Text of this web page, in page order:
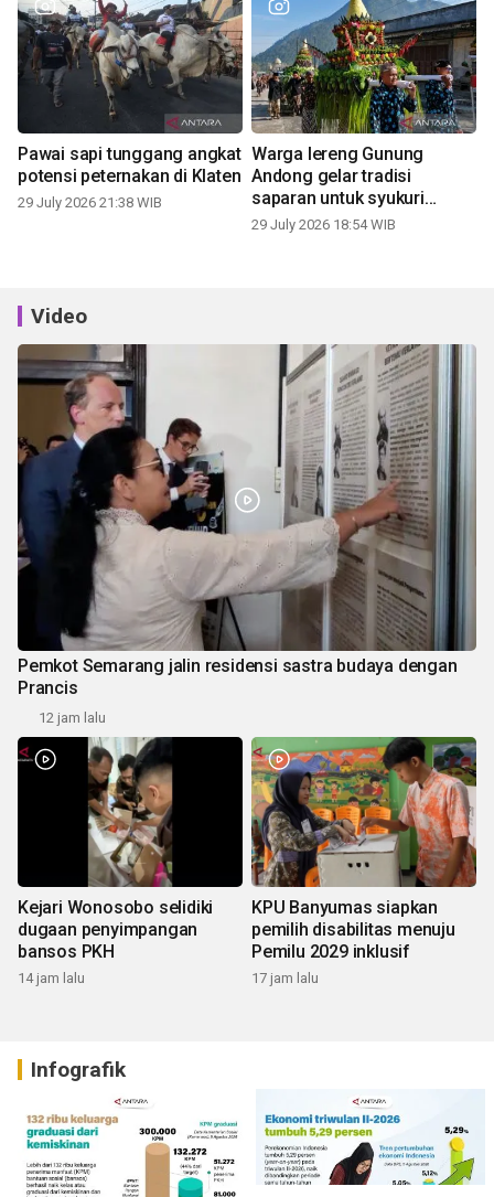
Pawai sapi tunggang angkat
potensi peternakan di Klaten
29 July 2026 21:38 WIB
Warga lereng Gunung
Andong gelar tradisi
saparan untuk syukuri
panen
29 July 2026 18:54 WIB
Video
Pemkot Semarang jalin residensi sastra budaya dengan
Prancis
12 jam lalu
Kejari Wonosobo selidiki
dugaan penyimpangan
bansos PKH
14 jam lalu
KPU Banyumas siapkan
pemilih disabilitas menuju
Pemilu 2029 inklusif
17 jam lalu
Infografik